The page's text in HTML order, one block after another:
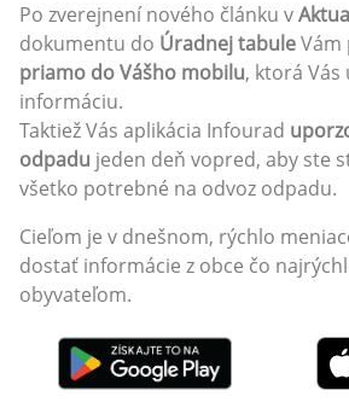
Po zverejnení nového článku v
dokumentu do Úradnej tabuleVám
priamo do Vášho mobilu, ktorá
informáciu.
Taktiež Vás aplikácia Infourad
odpadu jeden deň vopred, aby ste
všetko potrebné na odvoz odpadu.
Cieľom je v dnešnom, rýchlo
dostať informácie z obce čo
obyvateľom.